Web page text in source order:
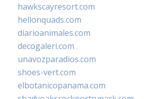
hawkscayresort.com
hellonquads.com
diarioanimales.com
decogaleri.com
unavozparadios.com
shoes-vert.com
elbotanicopanama.com